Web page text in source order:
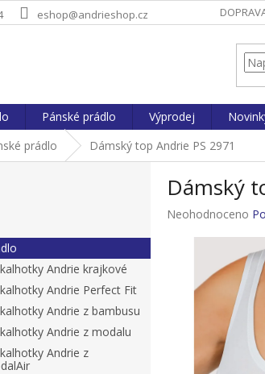
eshop@andrieshop.cz
Pánské prádlo Výprodej
prádlo Dámský top Andrie PS 2971
Andrie krajkové
Andrie Perfect Fit
Andrie z bambusu
Andrie z modalu
Andrie z
Dámský
Průměrné
Neohodnoceno